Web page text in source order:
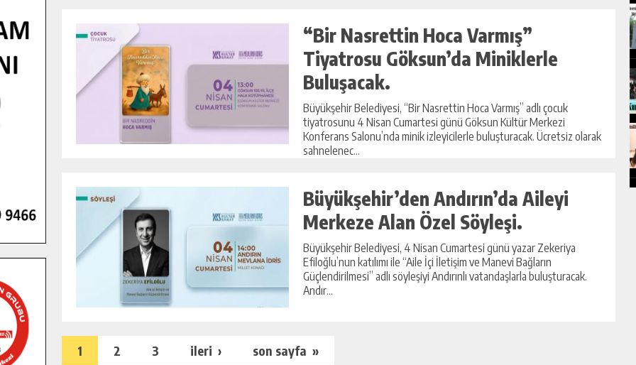
“Bir Nasrettin Hoca Varmış”
Tiyatrosu Göksun’da Miniklerle
Buluşacak.
Büyükşehir Belediyesi, “Bir Nasrettin Hoca Varmış” adlı çocuk
tiyatrosunu 4 Nisan Cumartesi günü Göksun Kültür Merkezi
Konferans Salonu’nda minik izleyicilerle buluşturacak. Ücretsiz olarak
sahnelenec...
Büyükşehir’den Andırın’da Aileyi
Merkeze Alan Özel Söyleşi.
Büyükşehir Belediyesi, 4 Nisan Cumartesi günü yazar Zekeriya
Efiloğlu’nun katılımı ile “Aile İçi İletişim ve Manevi Bağların
Güçlendirilmesi” adlı söyleşiyi Andırınlı vatandaşlarla buluşturacak.
Andır...
1 2 3 ileri › son sayfa »